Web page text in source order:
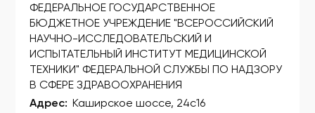
ФСЗ 2007/00686
ФСЗ 2007/00695
ФСЗ 2007/00739
ФСЗ 2007/00751
ФЕДЕРАЛЬНОЕ ГОСУДАРСТВЕННОЕ
БЮДЖЕТНОЕ УЧРЕЖДЕНИЕ "ВСЕРОССИЙСКИЙ
НАУЧНО-ИССЛЕДОВАТЕЛЬСКИЙ И
ИСПЫТАТЕЛЬНЫЙ ИНСТИТУТ МЕДИЦИНСКОЙ
ТЕХНИКИ" ФЕДЕРАЛЬНОЙ СЛУЖБЫ ПО НАДЗОРУ
В СФЕРЕ ЗДРАВООХРАНЕНИЯ
Адрес: Каширское шоссе, 24с16